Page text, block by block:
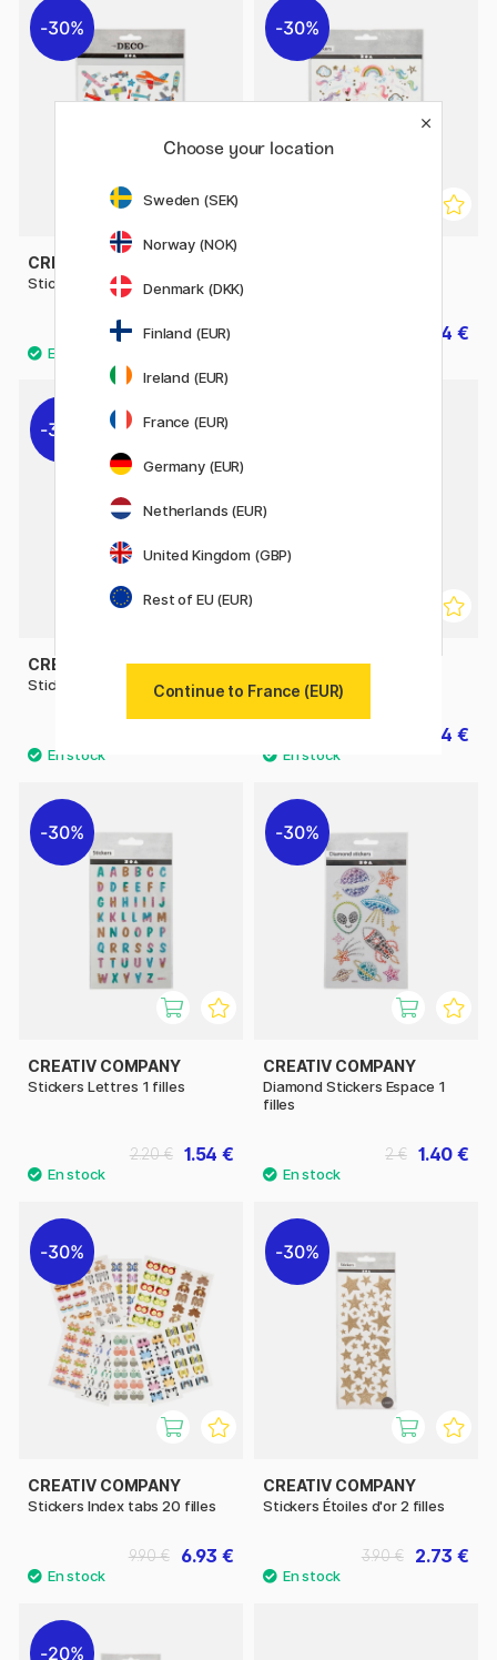
30%
CREATIV COMPANY
Stickers Avion 1 filles
1.54 €
2.20 €
30%
1.54 €
30%
CREATIV COMPANY
Stickers Dino 1 filles
CREATIV COMPANY
Stickers Glaces 1 filles
1.54 €
30%
CREATIV COMPANY
Stickers Lettres 1 filles
1.54 €
2.20 €
30%
CREATIV COMPANY
Diamond Stickers Espace 1
filles
1.40 €
2 €
30%
CREATIV COMPANY
Stickers Index tabs 20 filles
6.93 €
9.90 €
30%
CREATIV COMPANY
Stickers Étoiles d'or 2 filles
2.73 €
3.90 €
20%
Choose your location
Sweden (SEK)
Norway (NOK)
Denmark (DKK)
Finland (EUR)
Ireland (EUR)
France (EUR)
Germany (EUR)
Netherlands (EUR)
United Kingdom (GBP)
Rest of EU (EUR)
Continue to France (EUR)